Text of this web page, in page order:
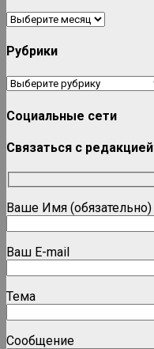
Архивы
Рубрики
Рубрики
Социальные сети
Связаться с редакцией
Ваше Имя (обязательно)
Ваш E-mail
Тема
Сообщение